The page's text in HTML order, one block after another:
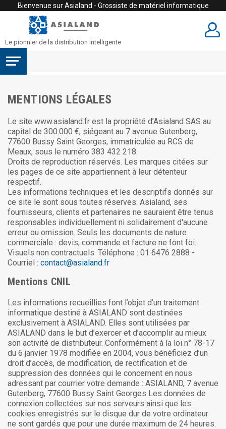
Bienvenue sur Asialand - Grossiste de matériel informatique
Le pionnier de la distribution intelligente
MENTIONS LÉGALES
Le site www.asialand.fr est la propriété d’Asialand SAS au
capital de 300.000 €, siégeant au 7 avenue Gutenberg,
77600 Bussy Saint Georges, immatriculée au RCS de
Meaux, sous le numéro 383 432 218.
Droits de reproduction réservés. Les marques citées sur
les pages de ce site appartiennent à leur détenteur
respectif.
Les informations techniques et les descriptifs donnés sur
ce site le sont sous toutes réserves. Asialand, ses
fournisseurs, clients et partenaires ne sauraient être tenus
responsables individuellement ni solidairement d'aucune
erreur ou omission. Seuls les documents de nature
commerciale : devis, commande et facture ne font foi.
Visuels non contractuels. Téléphone : 01 6476 2888 -
Courriel : contact@asialand.fr
Mentions CNIL
Les informations recueillies font l’objet d’un traitement
informatique destiné à ASIALAND sont destinées
exclusivement à ASIALAND. Elles sont utilisées par
ASIALAND dans le but d’exercer et d’accomplir au mieux
son activité de distributeur. Conformément à la loi n° 78-17
du 6 janvier 1978 modifiée en 2004, vous bénéficiez d’un
droit d’accès, de modification, de rectification et de
suppression des données qui le concernent en nous
adressant par courrier votre demande : ASIALAND, 7 avenue
Gutenberg, 77600 Bussy Saint Georges Les données de
connexion collectées sur nos serveurs ainsi que les
cookies enregistrés sur le disque dur de votre ordinateur
ne sont gardés que pour une durée maximum de 24 heures.